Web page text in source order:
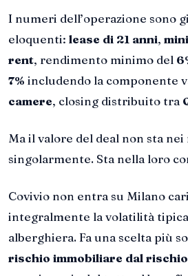
I numeri dell’operazione sono
eloquenti: lease di 21 anni,
rent, rendimento minimo del
7% includendo la componente
camere, closing distribuito tra
Ma il valore del deal non sta
singolarmente. Sta nella loro
Covivio non entra su Milano
integralmente la volatilità
alberghiera. Fa una scelta più
rischio immobiliare dal